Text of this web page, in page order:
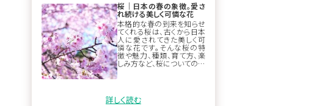
桜｜日本の春の象徴。愛さ
れ続ける美しく可憐な花
本格的な春の到来を知らせ
てくれる桜は、古くから日本
人に愛されてきた美しく可
憐な花です。そんな桜の特
徴や魅力、種類、育て方、楽
しみ方など、桜についての情
詳しく読む